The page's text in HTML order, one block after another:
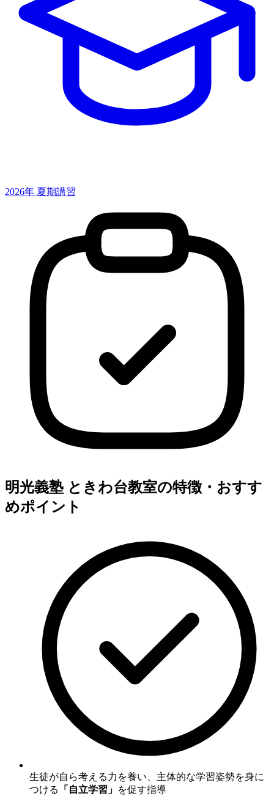
2026年 夏期講習
明光義塾 ときわ台教室の特徴・おすす
めポイント
生徒が自ら考える力を養い、主体的な学習姿勢を身に
つける
「自立学習」 を促す指導